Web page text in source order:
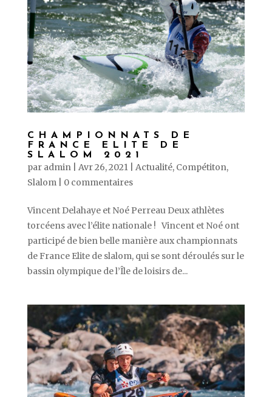
CHAMPIONNATS DE
FRANCE ELITE DE
SLALOM 2021
par admin| Avr 26, 2021| Actualité, Compétiton,
Slalom| 0 commentaires
Vincent Delahaye et Noé Perreau Deux athlètes
torcéens avec l’élite nationale ! Vincent et Noé ont
participé de bien belle manière aux championnats
de France Elite de slalom, qui se sont déroulés sur le
bassin olympique de l’Île de loisirs de...